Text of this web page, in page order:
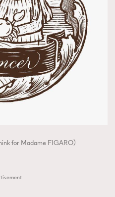
for Madame FIGARO）